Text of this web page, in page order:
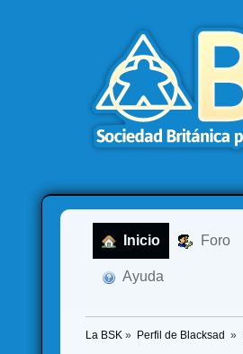
Inicio Foro
Ayuda
La BSK » Perfil de Blacksad »